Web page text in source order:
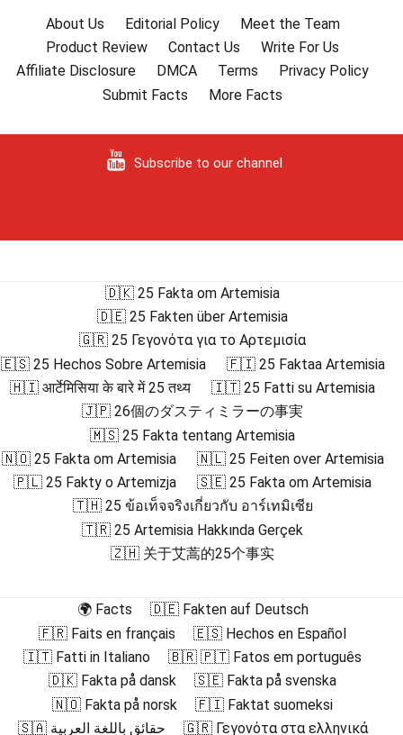
About Us Editorial Policy
Meet the Team
Product Review
Contact Us
Write For Us
Affiliate Disclosure
DMCA Terms
Privacy Policy
Submit Facts
More Facts
Subscribe to our channel
🇩🇰 25 Fakta om Artemisia
🇩🇪 25 Fakten über Artemisia
🇬🇷 25 Γεγονότα για το Αρτεμισία
🇪🇸 25 Hechos Sobre Artemisia
🇫🇮 25 Faktaa Artemisia
🇭🇮 आर्टेमिसिया के बारे में 25 तथ्य
🇮🇹 25 Fatti su Artemisia
🇯🇵 26個のダスティミラーの事実
🇲🇸 25 Fakta tentang Artemisia
🇳🇴 25 Fakta om Artemisia
🇳🇱 25 Feiten over Artemisia
🇵🇱 25 Fakty o Artemizja
🇸🇪 25 Fakta om Artemisia
🇹🇭 25 ข้อเท็จจริงเกี่ยวกับ อาร์เทมิเซีย
🇹🇷 25 Artemisia Hakkında Gerçek
🇿🇭 关于艾蒿的25个事实
🌍 Facts
🇩🇪 Fakten auf Deutsch
🇫🇷 Faits en français
🇪🇸 Hechos en Español
🇮🇹 Fatti in Italiano
🇧🇷 🇵🇹 Fatos em português
🇩🇰 Fakta på dansk
🇸🇪 Fakta på svenska
🇳🇴 Fakta på norsk
🇫🇮 Faktat suomeksi
🇸🇦 حقائق باللغة العربية
🇬🇷 Γεγονότα στα ελληνικά